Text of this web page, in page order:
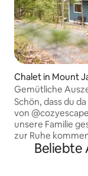
Chalet in Mount
Gemütliche
Schön, dass du da bist! Das Haus
von
unsere Familie
zur Ruhe
wieder
wir hoffen, dass
anfühlt.
Beliebte